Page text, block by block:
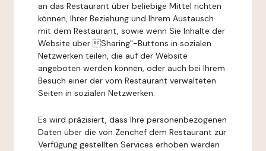
an das Restaurant über beliebige Mittel richten
können, Ihrer Beziehung und Ihrem Austausch
mit dem Restaurant, sowie wenn Sie Inhalte der
Website über Sharing"-Buttons in sozialen
Netzwerken teilen, die auf der Website
angeboten werden können, oder auch bei Ihrem
Besuch einer der vom Restaurant verwalteten
Seiten in sozialen Netzwerken.
Es wird präzisiert, dass Ihre personenbezogenen
Daten über die von Zenchef dem Restaurant zur
Verfügung gestellten Services erhoben werden